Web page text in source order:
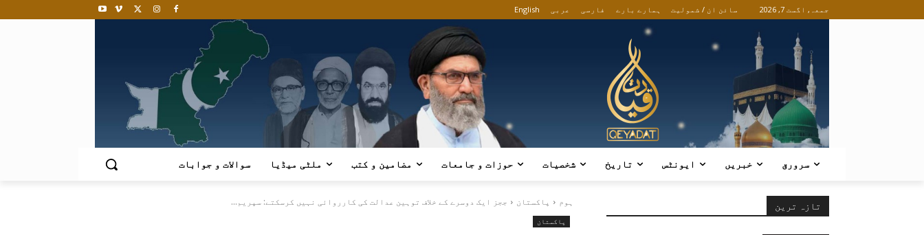
جمعہ, اگست 7, 2026 سائن ان / شمولیت English عربی فارسی ہمارے بارے
سرورق خبریں ایونٹس تاریخ شخصیات حوزات و جامعات مضامین و کتب ملٹی میڈیا سوالات و جوابات
ہوم پاکستان ججز ایک دوسرے کے خلاف توہین عدالت کی کارروائی نہیں کرسکتے: سپریم...
پاکستان
تازہ ترین